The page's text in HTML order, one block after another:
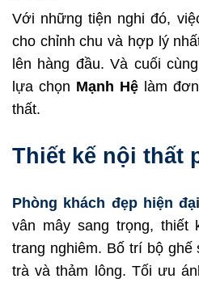
Với những tiện nghi đó,
cho chỉnh chu và hợp lý
lên hàng đầu. Và cuối
lựa chọn Mạnh Hệ làm
thất.
Thiết kế nội thất
Phòng khách đẹp hiện đại
vân mây sang trọng,
trang nghiêm. Bố trí bộ
trà và thảm lông. Tối ưu